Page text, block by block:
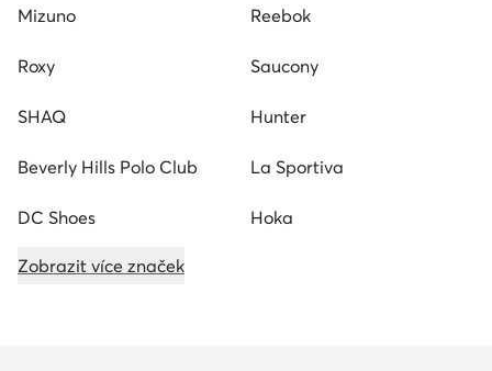
Mizuno Reebok
Roxy Saucony
SHAQ Hunter
Beverly Hills Polo Club La Sportiva
DC Shoes Hoka
Zobrazit více značek